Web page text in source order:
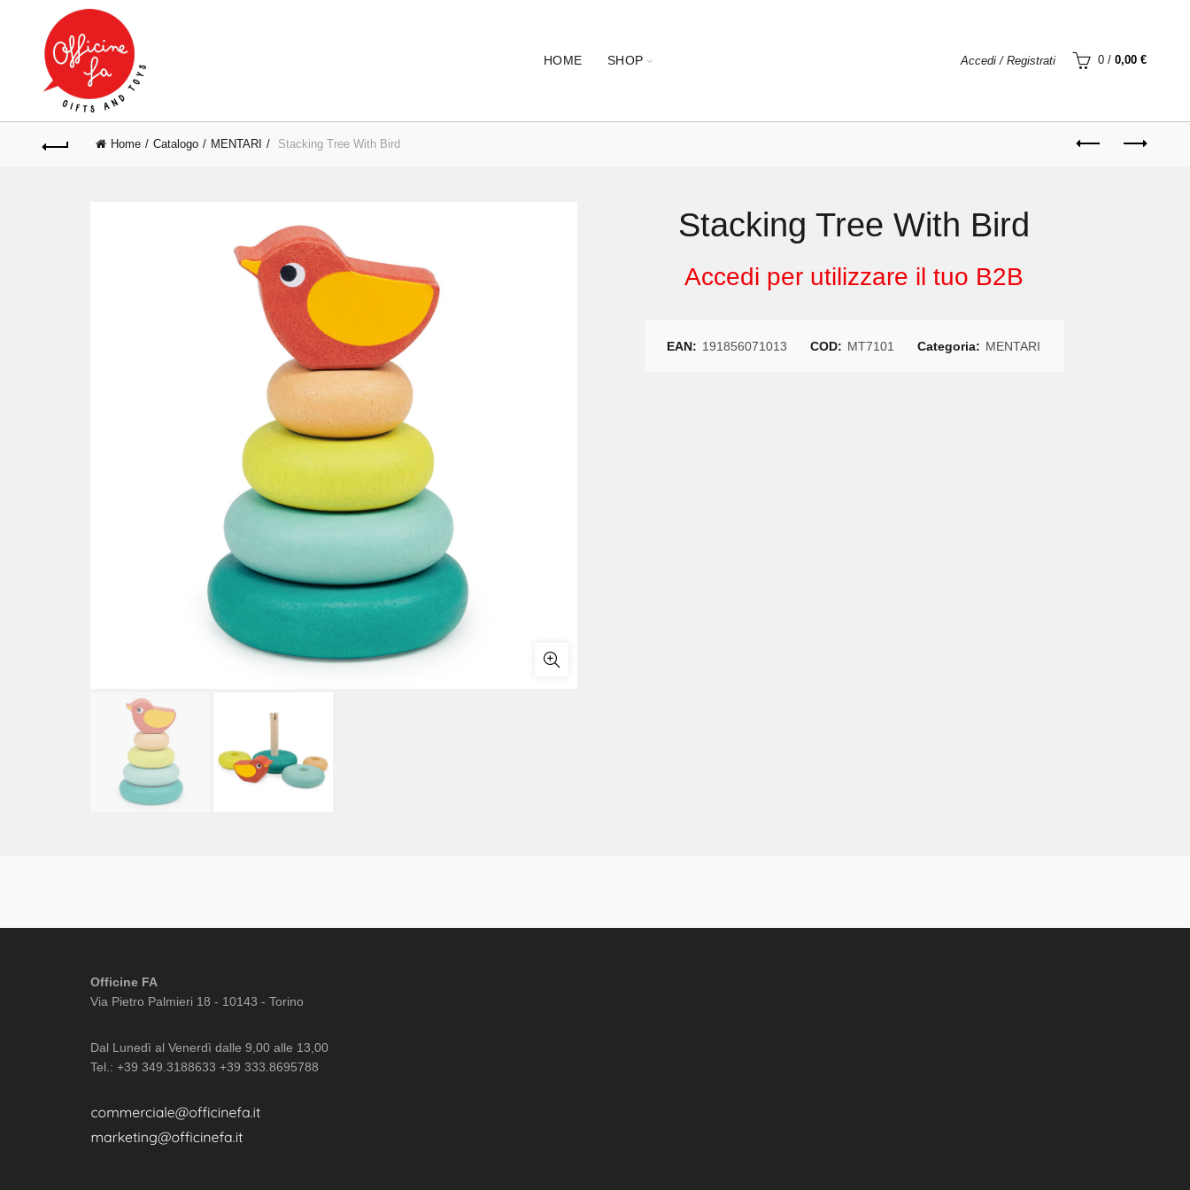
HOME SHOP Accedi / Registrati 0 / 0,00 €
Home Catalogo MENTARI Stacking Tree With Bird
Stacking Tree With Bird
Accedi per utilizzare il tuo B2B
EAN: 191856071013 COD: MT7101 Categoria: MENTARI
Officine FA
Via Pietro Palmieri 18 - 10143 - Torino
Dal Lunedì al Venerdì dalle 9,00 alle 13,00
Tel.: +39 349.3188633 +39 333.8695788